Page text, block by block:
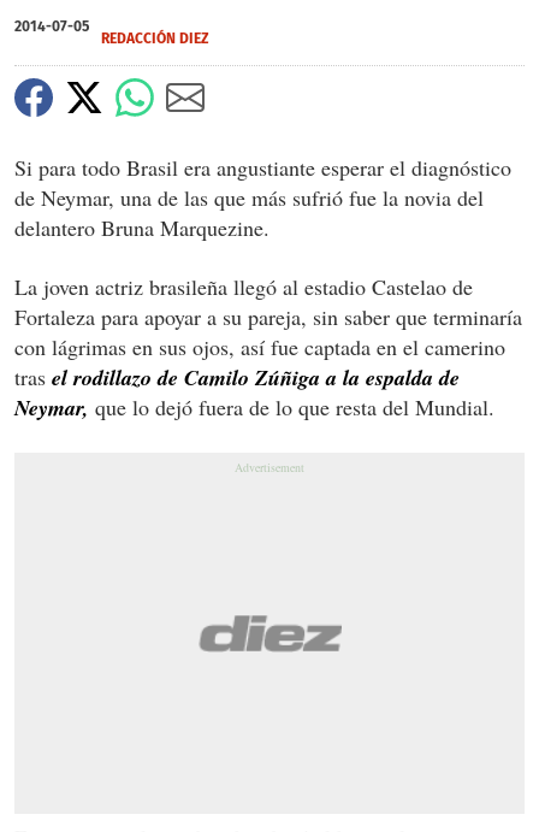
2014-07-05
REDACCIÓN DIEZ
Si para todo Brasil era angustiante esperar el diagnóstico
de Neymar, una de las que más sufrió fue la novia del
delantero Bruna Marquezine.
La joven actriz brasileña llegó al estadio Castelao de
Fortaleza para apoyar a su pareja, sin saber que terminaría
con lágrimas en sus ojos, así fue captada en el camerino
tras el rodillazo de Camilo Zúñiga a la espalda de
Neymar, que lo dejó fuera de lo que resta del Mundial.